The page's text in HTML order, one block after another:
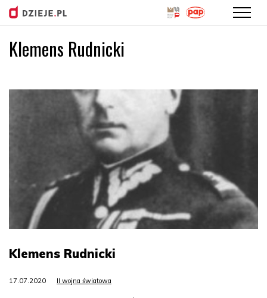
Klemens Rudnicki
Klemens Rudnicki
17.07.2020 II wojna światowa